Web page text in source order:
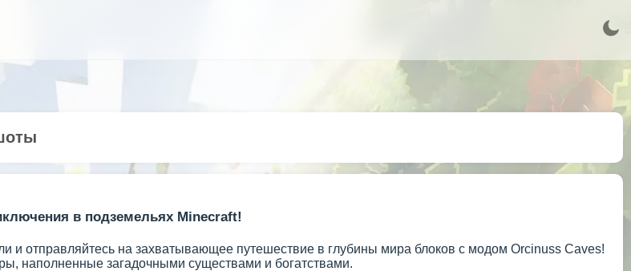
в подземельях Minecraft!
и отправляйтесь на захватывающее путешествие в глубины мира блоков с модом Orcinuss Caves!
наполненные загадочными существами и богатствами.